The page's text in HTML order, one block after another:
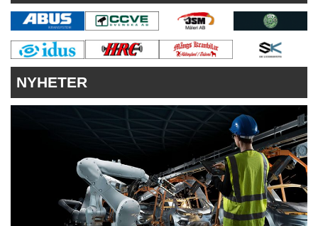
KONTAKT
VÅRA ANDRA MAGASIN
PRENUMERERA
ANNONSERA
NYHETER